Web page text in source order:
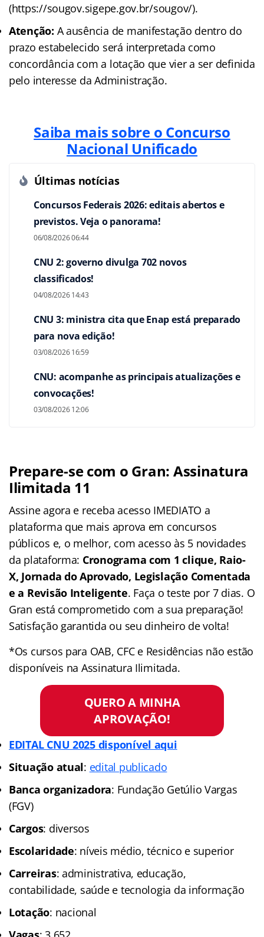
(https://sougov.sigepe.gov.br/sougov/).
Atenção: A ausência de manifestação dentro do
prazo estabelecido será interpretada como
concordância com a lotação que vier a ser definida
pelo interesse da Administração.
Saiba mais sobre o Concurso
Nacional Unificado
Últimas notícias
Concursos Federais 2026: editais abertos e
previstos. Veja o panorama!
06/08/2026 06:44
CNU 2: governo divulga 702 novos
classificados!
04/08/2026 14:43
CNU 3: ministra cita que Enap está preparado
para nova edição!
03/08/2026 16:59
CNU: acompanhe as principais atualizações e
convocações!
03/08/2026 12:06
Prepare-se com o Gran: Assinatura
Ilimitada 11
Assine agora e receba acesso IMEDIATO a
plataforma que mais aprova em concursos
públicos e, o melhor, com acesso às 5 novidades
da plataforma: Cronograma com 1 clique, Raio-
X, Jornada do Aprovado, Legislação Comentada
e a Revisão Inteligente. Faça o teste por 7 dias. O
Gran está comprometido com a sua preparação!
Satisfação garantida ou seu dinheiro de volta!
*Os cursos para OAB, CFC e Residências não estão
disponíveis na Assinatura Ilimitada.
QUERO A MINHA
APROVAÇÃO!
EDITAL CNU 2025 disponível aqui
Situação atual: edital publicado
Banca organizadora: Fundação Getúlio Vargas
(FGV)
Cargos: diversos
Escolaridade: níveis médio, técnico e superior
Carreiras: administrativa, educação,
contabilidade, saúde e tecnologia da informação
Lotação: nacional